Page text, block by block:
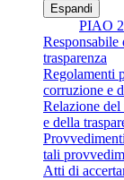
Espandi
PIAO
Responsabile
trasparenza
Regolamenti
corruzione e
Relazione
e della
tali
Atti di